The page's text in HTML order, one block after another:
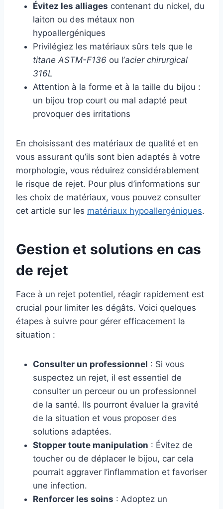
Évitez les alliages contenant du nickel, du
laiton ou des métaux non
hypoallergéniques
Privilégiez les matériaux sûrs tels que le
titane ASTM-F136 ou l’acier chirurgical
316L
Attention à la forme et à la taille du bijou :
un bijou trop court ou mal adapté peut
provoquer des irritations
En choisissant des matériaux de qualité et en
vous assurant qu’ils sont bien adaptés à votre
morphologie, vous réduirez considérablement
le risque de rejet. Pour plus d’informations sur
les choix de matériaux, vous pouvez consulter
cet article sur les matériaux hypoallergéniques.
Gestion et solutions en cas
de rejet
Face à un rejet potentiel, réagir rapidement est
crucial pour limiter les dégâts. Voici quelques
étapes à suivre pour gérer efficacement la
situation :
Consulter un professionnel : Si vous
suspectez un rejet, il est essentiel de
consulter un perceur ou un professionnel
de la santé. Ils pourront évaluer la gravité
de la situation et vous proposer des
solutions adaptées.
Stopper toute manipulation : Évitez de
toucher ou de déplacer le bijou, car cela
pourrait aggraver l’inflammation et favoriser
une infection.
Renforcer les soins : Adoptez un